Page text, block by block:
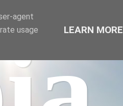
agent
usage
LEARN MORE